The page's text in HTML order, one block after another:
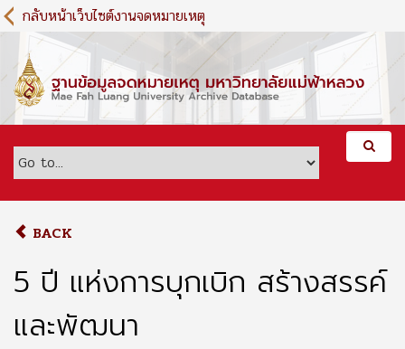
S
k
m
c
กลับหน้าเว็บไซต์งานจดหมายเหตุ
BACK
5 ปี แห่งการบุกเบิก สร้างสรรค์
และพัฒนา